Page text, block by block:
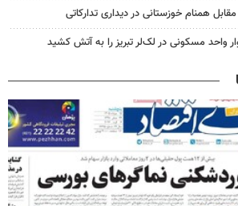
همنام خوزستانی در دیداری تدارکاتی
واحد مسکونی در لک‌لر تبریز را به آتش کشید